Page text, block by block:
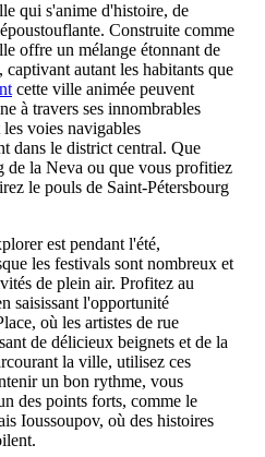
qui s'anime d'histoire, de
Construite comme
offre un mélange étonnant de
autant les habitants que
cette ville animée peuvent
à travers ses innombrables
voies navigables
dans le district central. Que
de la Neva ou que vous profitiez
le pouls de Saint-Pétersbourg
est pendant l'été,
les festivals sont nombreux et
de plein air. Profitez au
saisissant l'opportunité
où les artistes de rue
de délicieux beignets et de la
la ville, utilisez ces
un bon rythme, vous
des points forts, comme le
Ioussoupov, où des histoires